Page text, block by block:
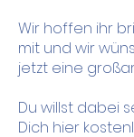
Wir hoffen ihr
mit und wir
jetzt eine
Du willst dabei
Dich hier